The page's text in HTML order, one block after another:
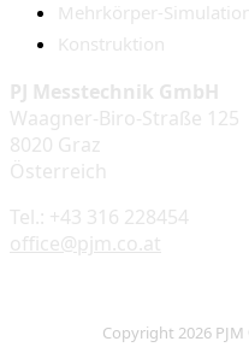
Mehrkörper-
Konstruktion
PJ Messtechnik GmbH
Waagner-Biro-Straße 125
8020 Graz
Österreich
Tel.: +43 316 228454
office@pjm.co.at
Copyright 2026